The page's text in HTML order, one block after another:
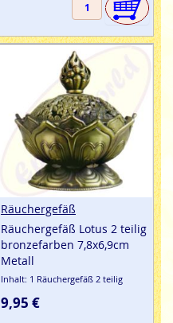
Räuchergefäß
Räuchergefäß Lotus 2 teilig
bronzefarben 7,8x6,9cm
Metall
Inhalt: 1 Räuchergefäß 2 teilig
9,95 €